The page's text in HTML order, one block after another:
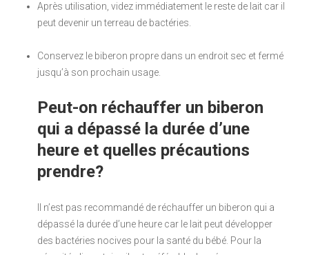
Après utilisation, videz immédiatement le reste de lait car il
peut devenir un terreau de bactéries.
Conservez le biberon propre dans un endroit sec et fermé
jusqu’à son prochain usage.
Peut-on réchauffer un biberon
qui a dépassé la durée d’une
heure et quelles précautions
prendre?
Il n’est pas recommandé de réchauffer un biberon qui a
dépassé la durée d’une heure car le lait peut développer
des bactéries nocives pour la santé du bébé. Pour la